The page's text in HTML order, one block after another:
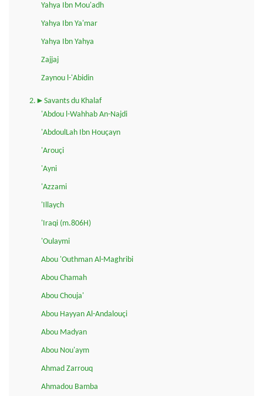
Yahya Ibn Mou'adh
Yahya Ibn Ya'mar
Yahya Ibn Yahya
Zajjaj
Zaynou l-'Abidin
2.►Savants du Khalaf
'Abdou l-Wahhab An-Najdi
'AbdoulLah Ibn Houçayn
'Arouçi
'Ayni
'Azzami
'Illaych
'Iraqi (m.806H)
'Oulaymi
Abou 'Outhman Al-Maghribi
Abou Chamah
Abou Chouja'
Abou Hayyan Al-Andalouçi
Abou Madyan
Abou Nou'aym
Ahmad Zarrouq
Ahmadou Bamba